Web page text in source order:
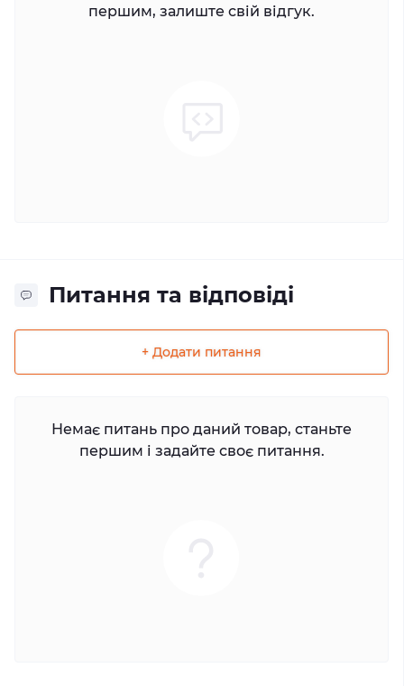
першим, залиште свій відгук.
Питання та відповіді
+ Додати питання
Немає питань про даний товар, станьте
першим і задайте своє питання.